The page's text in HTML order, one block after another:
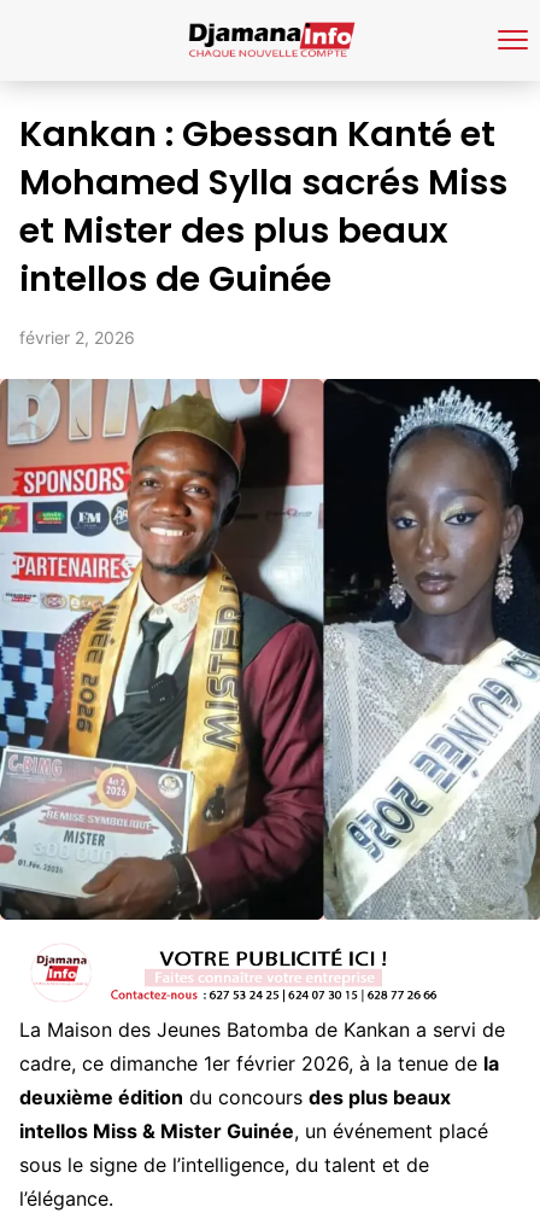
Kankan : Gbessan Kanté et
Mohamed Sylla sacrés Miss
et Mister des plus beaux
intellos de Guinée
février 2, 2026
La Maison des Jeunes Batomba de Kankan a servi de
cadre, ce dimanche 1er février 2026, à la tenue de la
deuxième édition du concours des plus beaux
intellos Miss & Mister Guinée, un événement placé
sous le signe de l’intelligence, du talent et de
l’élégance.